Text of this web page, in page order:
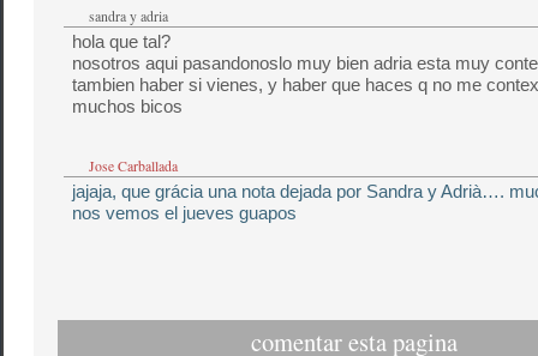
sandra y adria
hola que tal?
nosotros aqui pasandonoslo muy bien adria esta muy
tambien haber si vienes, y haber que haces q no me
muchos bicos
Jose Carballada
jajaja, que grácia una nota dejada por Sandra y Adrià….
nos vemos el jueves guapos
comentar esta pagina